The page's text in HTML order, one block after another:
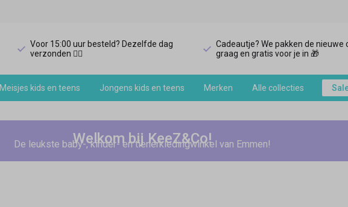
Voor 15:00 uur besteld? Dezelfde dag
verzonden 🏃‍♀️
Cadeautje? We pakken de nieuwe
graag en gratis voor je in 🎁
Meisjes kids en teens Jongens kids en teens Merken Alle collecties
Welkom bij KeeZ&Co!
De leukste baby-, kinder- en tienerkledingwinkel van Emmen!